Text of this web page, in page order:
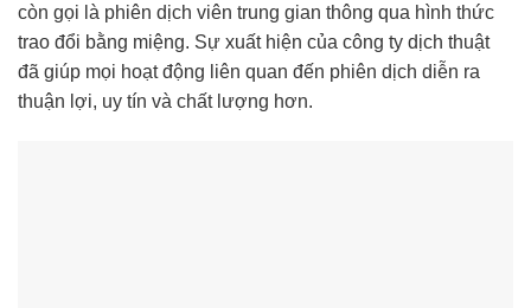
còn gọi là phiên dịch viên trung gian thông qua hình thức
trao đổi bằng miệng. Sự xuất hiện của công ty dịch thuật
đã giúp mọi hoạt động liên quan đến phiên dịch diễn ra
thuận lợi, uy tín và chất lượng hơn.